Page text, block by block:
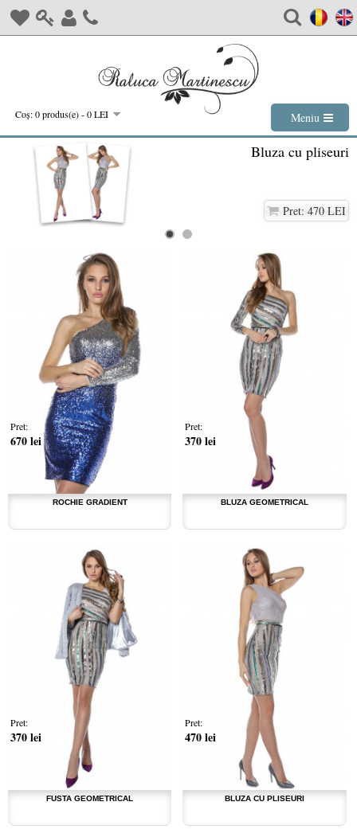
Coş: 0 produs(e) - 0 LEI Meniu
Bluza cu pliseuri
Pret: 470 LEI
ROCHIE GRADIENT
Pret:
670 lei
BLUZA GEOMETRICAL
Pret:
370 lei
FUSTA GEOMETRICAL
Pret:
370 lei
BLUZA CU PLISEURI
Pret:
470 lei